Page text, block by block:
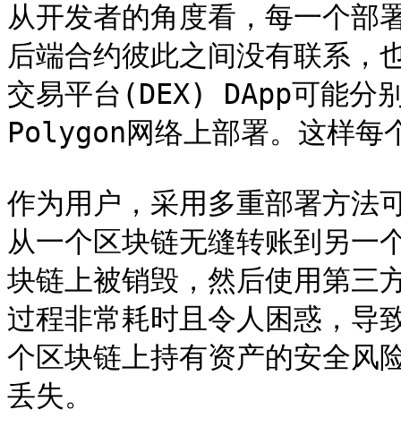
从开发者的角度看，每一个部
后端合约彼此之间没有联系，
交易平台(DEX) DApp可能分
Polygon网络上部署。这样每
作为用户，采用多重部署方法
从一个区块链无缝转账到另一
块链上被销毁，然后使用第三
过程非常耗时且令人困惑，导
个区块链上持有资产的安全风
丢失。